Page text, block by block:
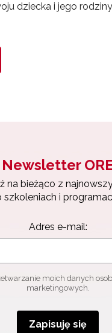
dziecka i jego
Newsletter
na bieżąco z
szkoleniach i
Adres e-mail:
moich danych
marketingowych.
Zapisuję się